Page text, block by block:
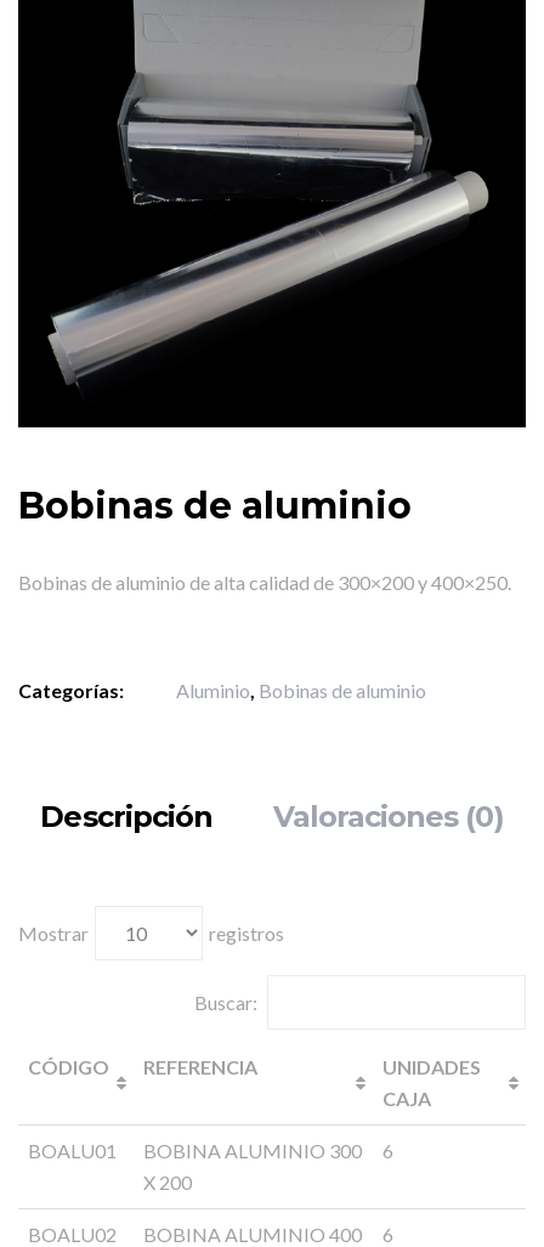
Bobinas de aluminio
Bobinas de aluminio de alta calidad de 300×200 y 400×250.
Categorías: Aluminio, Bobinas de aluminio
Descripción Valoraciones (0)
Mostrar registros
Buscar:
CÓDIGO REFERENCIA
UNIDADES
CAJA
BOALU01
BOBINA ALUMINIO 300
X 200
6
BOALU02
BOBINA ALUMINIO 400
6